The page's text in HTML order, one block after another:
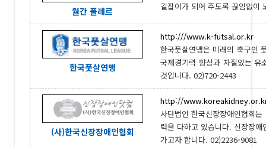
월간 플레르
길잡이가 되어 주도록 끊임없이
한국풋살연맹
http:///www.k-futsal.or.kr
한국풋살연맹은 미래의 축구인
국제경기력 향상과 자질있는 유
것입니다. 02)720-2443
(사)한국신장장애인협회
http://
사단법인 한국신장장애인협회
력을 다하고 있습니다. 신장장
가고자 합니다. 02)2236-9081